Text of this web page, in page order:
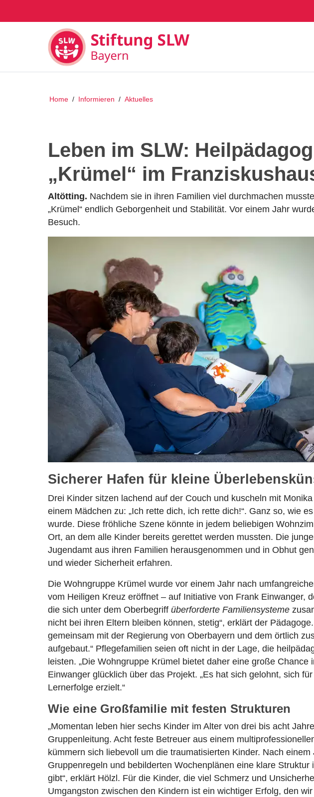
Home / Informieren / Aktuelles
Leben im SLW:
„Krümel“ im
Altötting. Nachdem sie in ihren Familien viel durchmachen
„Krümel“ endlich Geborgenheit und Stabilität. Vor einem Jahr
Besuch.
Sicherer Hafen für kleine
Drei Kinder sitzen lachend auf der Couch und kuscheln mit
einem Mädchen zu: „Ich rette dich, ich rette dich!“. Ganz so, wie
wurde. Diese fröhliche Szene könnte in jedem beliebigen
Ort, an dem alle Kinder bereits gerettet werden mussten. Die
Jugendamt aus ihren Familien herausgenommen und in Obhut
und wieder Sicherheit erfahren.
Die Wohngruppe Krümel wurde vor einem Jahr nach
vom Heiligen Kreuz eröffnet – auf Initiative von Frank Einwanger,
die sich unter dem Oberbegriff überforderte Familiensysteme
nicht bei ihren Eltern bleiben können, stetig“, erklärt der
gemeinsam mit der Regierung von Oberbayern und dem örtlich
aufgebaut.“ Pflegefamilien seien oft nicht in der Lage, die
leisten. „Die Wohngruppe Krümel bietet daher eine große
Einwanger glücklich über das Projekt. „Es hat sich gelohnt, sich
Lernerfolge erzielt.“
Wie eine Großfamilie mit festen Strukturen
„Momentan leben hier sechs Kinder im Alter von drei bis acht
Gruppenleitung. Acht feste Betreuer aus einem
kümmern sich liebevoll um die traumatisierten Kinder. Nach
Gruppenregeln und bebilderten Wochenplänen eine klare
gibt“, erklärt Hölzl. Für die Kinder, die viel Schmerz und
Umgangston zwischen den Kindern ist ein wichtiger Erfolg, den